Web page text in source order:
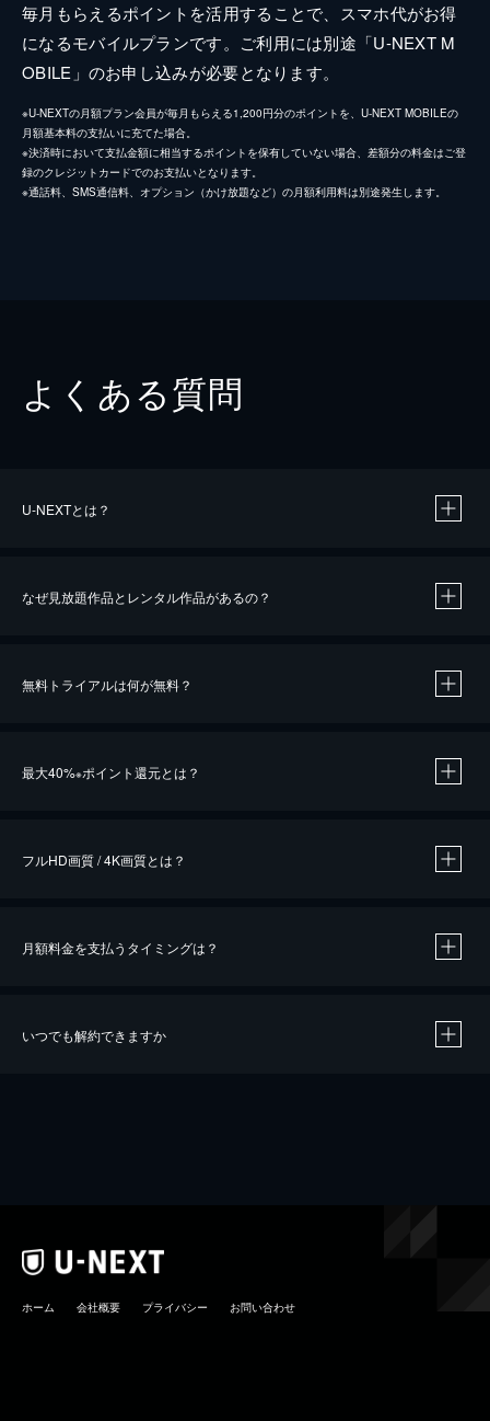
毎月もらえるポイントを活用することで、スマホ代がお得
になるモバイルプランです。ご利用には別途「U-NEXT M
OBILE」のお申し込みが必要となります。
※U-NEXTの月額プラン会員が毎月もらえる1,200円分のポイントを、U-NEXT MOBILEの
月額基本料の支払いに充てた場合。
※決済時において支払金額に相当するポイントを保有していない場合、差額分の料金はご登
録のクレジットカードでのお支払いとなります。
※通話料、SMS通信料、オプション（かけ放題など）の月額利用料は別途発生します。
よくある質問
U-NEXTとは？
なぜ見放題作品とレンタル作品があるの？
無料トライアルは何が無料？
最大40%※ポイント還元とは？
※40％ポイント還元の対象は、クレジットカード決済による作品の購入 / レンタルです。
フルHD画質 / 4K画質とは？
月額料金を支払うタイミングは？
いつでも解約できますか
ホーム 会社概要 プライバシー お問い合わせ